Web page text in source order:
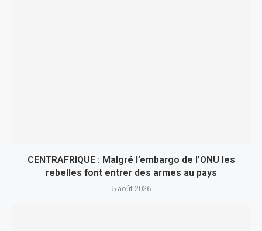
CENTRAFRIQUE : Malgré l’embargo de l’ONU les
rebelles font entrer des armes au pays
5 août 2026